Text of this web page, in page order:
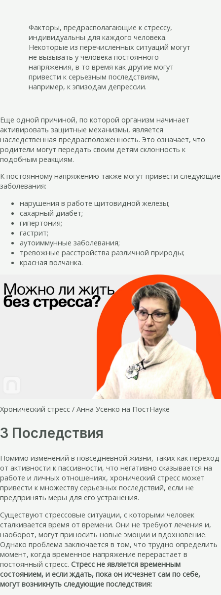
Факторы, предрасполагающие к стрессу,
индивидуальны для каждого человека.
Некоторые из перечисленных ситуаций могут
не вызывать у человека постоянного
напряжения, в то время как другие могут
привести к серьезным последствиям,
например, к эпизодам депрессии.
Еще одной причиной, по которой организм начинает
активировать защитные механизмы, является
наследственная предрасположенность. Это означает, что
родители могут передать своим детям склонность к
подобным реакциям.
К постоянному напряжению также могут привести следующие
заболевания:
нарушения в работе щитовидной железы;
сахарный диабет;
гипертония;
гастрит;
аутоиммунные заболевания;
тревожные расстройства различной природы;
красная волчанка.
Хронический стресс / Анна Усенко на ПостНауке
3 Последствия
Помимо изменений в повседневной жизни, таких как переход
от активности к пассивности, что негативно сказывается на
работе и личных отношениях, хронический стресс может
привести к множеству серьезных последствий, если не
предпринять меры для его устранения.
Существуют стрессовые ситуации, с которыми человек
сталкивается время от времени. Они не требуют лечения и,
наоборот, могут приносить новые эмоции и вдохновение.
Однако проблема заключается в том, что трудно определить
момент, когда временное напряжение перерастает в
постоянный стресс. Стресс не является временным
состоянием, и если ждать, пока он исчезнет сам по себе,
могут возникнуть следующие последствия: